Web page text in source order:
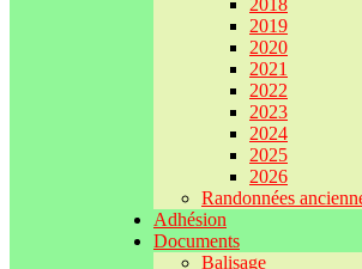
2018
2019
2020
2021
2022
2023
2024
2025
2026
Randonnées
Adhésion
Documents
Balisage